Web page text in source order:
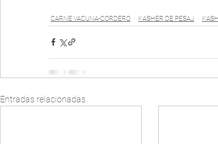
CARNE VACUNA-CORDERO KASHER DE PESAJ
Entradas relacionadas